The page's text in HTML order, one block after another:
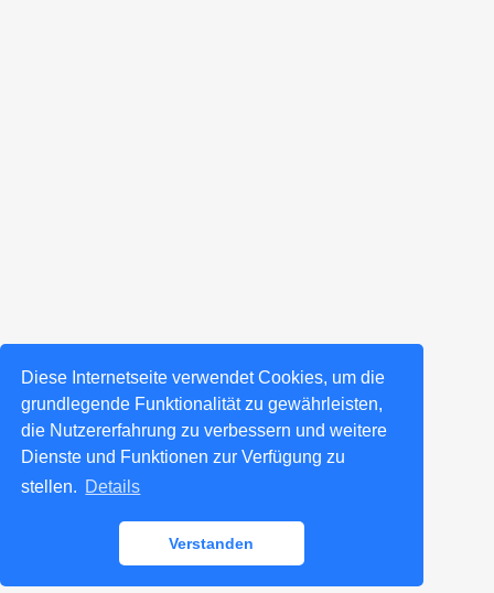
Diese Internetseite verwendet Cookies, um die
grundlegende Funktionalität zu gewährleisten,
die Nutzererfahrung zu verbessern und weitere
Dienste und Funktionen zur Verfügung zu
stellen. Details
Verstanden